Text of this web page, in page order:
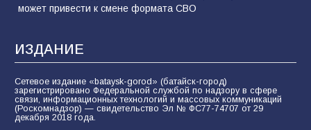
может привести к смене формата СВО
ИЗДАНИЕ
Сетевое издание «bataysk-gorod» (батайск-город)
зарегистрировано Федеральной службой по надзору в сфере
связи, информационных технологий и массовых коммуникаций
(Роскомнадзор) — свидетельство Эл № ФС77-74707 от 29
декабря 2018 года.